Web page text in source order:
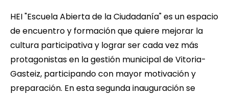
HEI "Escuela Abierta de la Ciudadanía" es un espacio
de encuentro y formación que quiere mejorar la
cultura participativa y lograr ser cada vez más
protagonistas en la gestión municipal de Vitoria-
Gasteiz, participando con mayor motivación y
preparación. En esta segunda inauguración se